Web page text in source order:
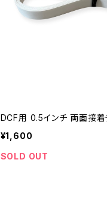
DCF用 0.5インチ 両面接
¥1,600
SOLD OUT